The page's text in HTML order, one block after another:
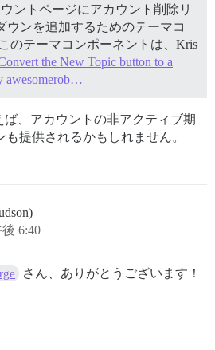
ントページにアカウント削除リ
ウンを追加するためのテーマコ
のテーマコンポーネントは、Kris
the New Topic button to a
awesomerob…
ば、アカウントの非アクティブ期
提供されるかもしれません。
6:40
さん、ありがとうございます！